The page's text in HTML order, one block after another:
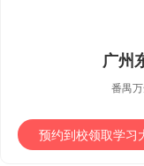
广州
番禺
预约到校领取学习